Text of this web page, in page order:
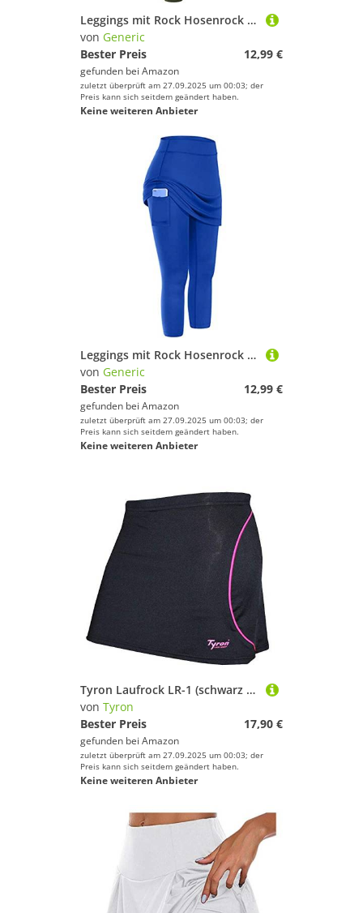
Leggings mit Rock Hosenrock Damen Tennisrock Sportrock Laufrock Golfrock Wanderrock mit 3/4 Capri Hose Damen Yogahose mit Rock mit Taschen
von Generic
Bester Preis
12,99 €
gefunden bei Amazon
zuletzt überprüft am 27.09.2025 um 00:03; der
Preis kann sich seitdem geändert haben.
Keine weiteren Anbieter
Leggings mit Rock Hosenrock Damen Tennisrock Sportrock Laufrock Golfrock Wanderrock mit 3/4 Capri Hose Damen Yogahose mit Rock mit Taschen
von Generic
Bester Preis
12,99 €
gefunden bei Amazon
zuletzt überprüft am 27.09.2025 um 00:03; der
Preis kann sich seitdem geändert haben.
Keine weiteren Anbieter
Tyron Laufrock LR-1 (schwarz - 38) | | Damen | Sport | Skirt | Running
von Tyron
Bester Preis
17,90 €
gefunden bei Amazon
zuletzt überprüft am 27.09.2025 um 00:03; der
Preis kann sich seitdem geändert haben.
Keine weiteren Anbieter